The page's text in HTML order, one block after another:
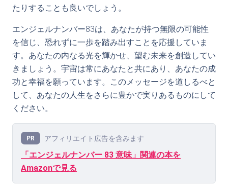
たりすることも良いでしょう。
エンジェルナンバー83は、あなたが持つ無限の可能性
を信じ、恐れずに一歩を踏み出すことを応援していま
す。あなたの内なる光を輝かせ、望む未来を創造してい
きましょう。宇宙は常にあなたと共にあり、あなたの成
功と幸福を願っています。このメッセージを道しるべと
して、あなたの人生をさらに豊かで実りあるものにして
ください。
PR アフィリエイト広告を含みます
「エンジェルナンバー 83 意味」関連の本を
Amazonで見る